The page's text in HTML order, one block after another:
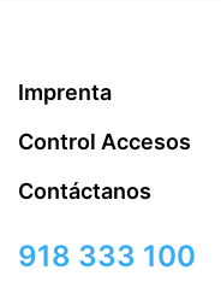
Imprenta
Control Accesos
Contáctanos
918 333 100